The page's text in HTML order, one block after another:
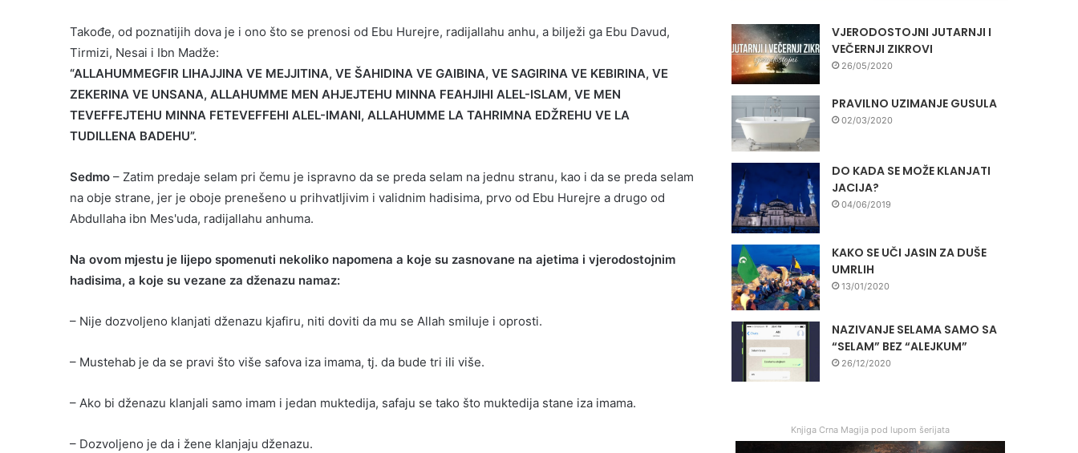
Takođe, od poznatijih dova je i ono što se prenosi od Ebu Hurejre, radijallahu anhu, a bilježi ga Ebu Davud,
Tirmizi, Nesai i Ibn Madže:
“ALLAHUMMEGFIR LIHAJJINA VE MEJJITINA, VE ŠAHIDINA VE GAIBINA, VE SAGIRINA VE KEBIRINA, VE
ZEKERINA VE UNSANA, ALLAHUMME MEN AHJEJTEHU MINNA FEAHJIHI ALEL-ISLAM, VE MEN
TEVEFFEJTEHU MINNA FETEVEFFEHI ALEL-IMANI, ALLAHUMME LA TAHRIMNA EDŽREHU VE LA
TUDILLENA BADEHU”.
Sedmo – Zatim predaje selam pri čemu je ispravno da se preda selam na jednu stranu, kao i da se preda selam
na obje strane, jer je oboje prenešeno u prihvatljivim i validnim hadisima, prvo od Ebu Hurejre a drugo od
Abdullaha ibn Mes'uda, radijallahu anhuma.
Na ovom mjestu je lijepo spomenuti nekoliko napomena a koje su zasnovane na ajetima i vjerodostojnim
hadisima, a koje su vezane za dženazu namaz:
– Nije dozvoljeno klanjati dženazu kjafiru, niti doviti da mu se Allah smiluje i oprosti.
– Mustehab je da se pravi što više safova iza imama, tj. da bude tri ili više.
– Ako bi dženazu klanjali samo imam i jedan muktedija, safaju se tako što muktedija stane iza imama.
– Dozvoljeno je da i žene klanjaju dženazu.
VJERODOSTOJNI JUTARNJI I
VEČERNJI ZIKROVI
26/05/2020
PRAVILNO UZIMANJE GUSULA
02/03/2020
DO KADA SE MOŽE KLANJATI
JACIJA?
04/06/2019
KAKO SE UČI JASIN ZA DUŠE
UMRLIH
13/01/2020
NAZIVANJE SELAMA SAMO SA
“SELAM” BEZ “ALEJKUM”
26/12/2020
Knjiga Crna Magija pod lupom šerijata